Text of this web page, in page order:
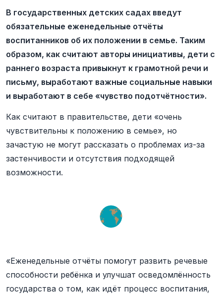
В государственных детских садах введут
обязательные еженедельные отчёты
воспитанников об их положении в семье. Таким
образом, как считают авторы инициативы, дети с
раннего возраста привыкнут к грамотной речи и
письму, выработают важные социальные навыки
и выработают в себе «чувство подотчётности».
Как считают в правительстве, дети «очень
чувствительны к положению в семье», но
зачастую не могут рассказать о проблемах из-за
застенчивости и отсутствия подходящей
возможности.
«Еженедельные отчёты помогут развить речевые
способности ребёнка и улучшат осведомлённость
государства о том, как идёт процесс воспитания,